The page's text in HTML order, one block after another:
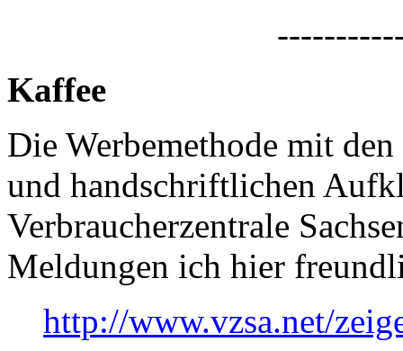
Kaffee
Die Werbemethode mit
und handschriftlichen
Verbraucherzentrale
Meldungen ich hier
http://www.vzsa.net/